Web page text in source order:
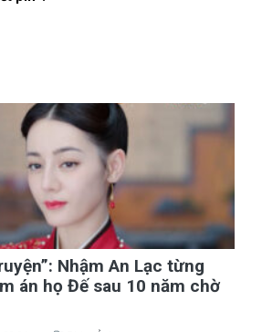
Nhậm An Lạc từng
án họ Đế sau 10 năm chờ